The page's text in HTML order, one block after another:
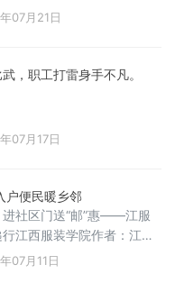
童简单互动。真正走
，道出了当地群众对“庭院
衷认可。为纵深推进婚俗
联创新打造“庭院微家·新
联干部、公益红娘、文明
青年及周边
07月21日
，职工打雷身手不凡。
07月17日
户便民暖乡邻
进社区门送“邮”惠——江服
江西服装学院作者：江西
社会实践队不少长辈习惯
采摘应季鲜果，寄给在外
07月11日